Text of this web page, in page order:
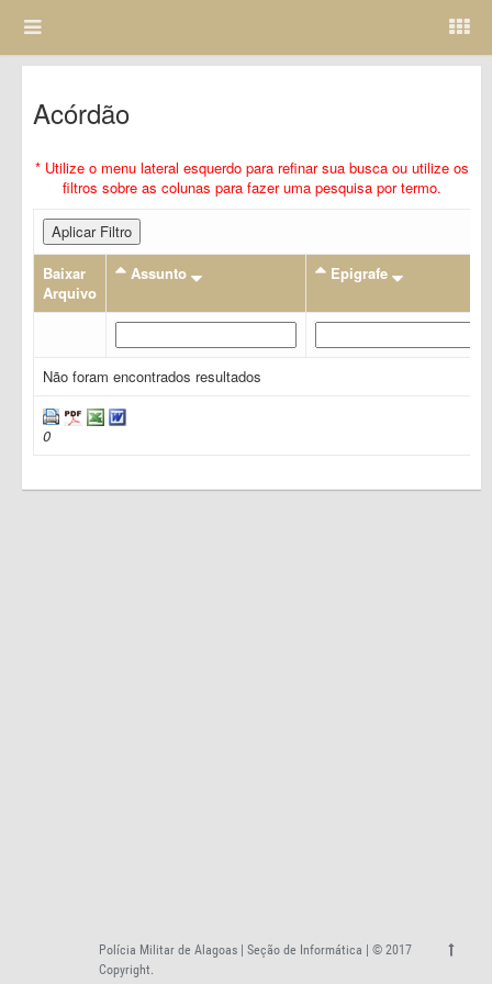
Acórdão
* Utilize o menu lateral esquerdo para refinar sua busca ou utilize os
filtros sobre as colunas para fazer uma pesquisa por termo.
Aplicar Filtro
Baixar
Arquivo
Assunto Epigrafe
Não foram encontrados resultados
0
Polícia Militar de Alagoas | Seção de Informática | © 2017
Copyright.